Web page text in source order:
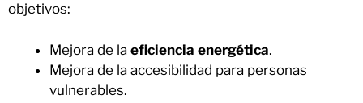
objetivos:
Mejora de la eficiencia energética.
Mejora de la accesibilidad para personas
vulnerables.